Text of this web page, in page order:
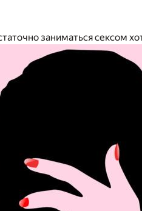
заниматься сексом